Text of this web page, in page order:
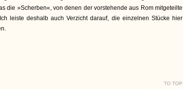
die »Scherben«, von denen der vorstehende aus Rom mitgeteilte
leiste deshalb auch Verzicht darauf, die einzelnen Stücke hier
TO TOP